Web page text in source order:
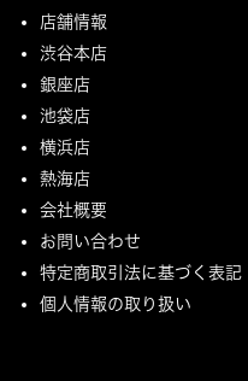
店舗情報
渋谷本店
銀座店
池袋店
横浜店
熱海店
会社概要
お問い合わせ
特定商取引法に基づく表記
個人情報の取り扱い